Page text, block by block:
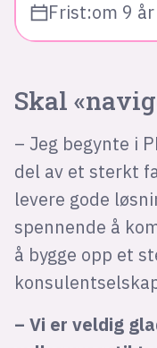
Frist:om 9 år
Skal
– Jeg begynte i
del av et sterkt
levere gode
spennende å
å bygge opp et
– Vi er veldig